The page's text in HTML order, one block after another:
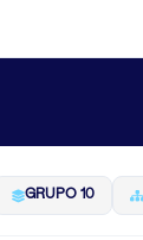
GRUPO 10